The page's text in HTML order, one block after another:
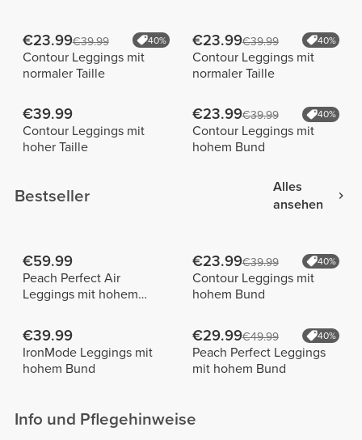
€23.99€39.99 40%
Contour Leggings mit
normaler Taille
€23.99€39.99 40%
Contour Leggings mit
normaler Taille
€39.99
Contour Leggings mit
hoher Taille
€23.99€39.99 40%
Contour Leggings mit
hohem Bund
Bestseller
Alles
ansehen
€59.99
Peach Perfect Air
Leggings mit hohem
€23.99€39.99 40%
Contour Leggings mit
hohem Bund
€39.99
IronMode Leggings mit
hohem Bund
€29.99€49.99 40%
Peach Perfect Leggings
mit hohem Bund
Info und Pflegehinweise